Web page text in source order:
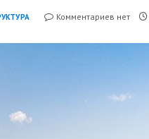
Комментариев нет